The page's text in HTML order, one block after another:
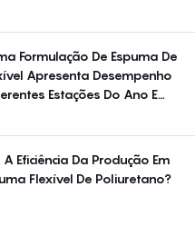
Formulação De Espuma De
Apresenta Desempenho
Estações Do Ano E
Eficiência Da Produção Em
Flexível De Poliuretano?